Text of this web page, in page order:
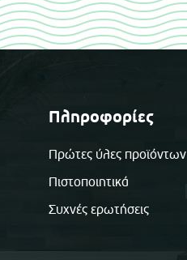
Πληροφορίες
Πρώτες ύλες προϊόντων
Πιστοποιητικά
Συχνές ερωτήσεις